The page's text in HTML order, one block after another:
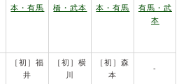
本・有馬
橋・武本
本・有馬
有馬・武
本
［初］福
井
［初］横
川
［初］森
本
-